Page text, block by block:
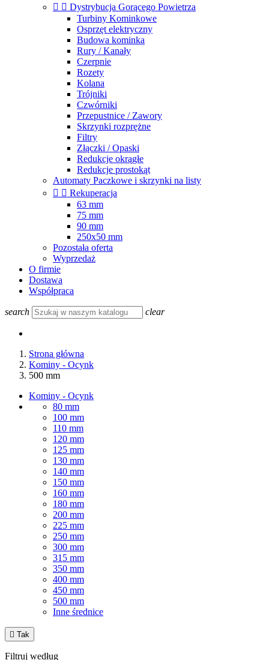
  Dystrybucja Gorącego Powietrza
Turbiny Kominkowe
Osprzęt elektryczny
Budowa kominka
Rury / Kanały
Czerpnie
Rozety
Kolana
Trójniki
Czwórniki
Przepustnice / Zawory
Skrzynki rozprężne
Filtry
Złączki / Opaski
Redukcje okrągłe
Redukcje prostokąt
Automaty Paczkowe i skrzynki na listy
  Rekuperacja
63 mm
75 mm
90 mm
250x50 mm
Pozostała oferta
Wyprzedaż
O firmie
Dostawa
Współpraca
search clear
Strona główna
Kominy - Ocynk
500 mm
Kominy - Ocynk
80 mm
100 mm
110 mm
120 mm
125 mm
130 mm
140 mm
150 mm
160 mm
180 mm
200 mm
225 mm
250 mm
300 mm
315 mm
350 mm
400 mm
450 mm
500 mm
Inne średnice
 Tak
Filtruj według